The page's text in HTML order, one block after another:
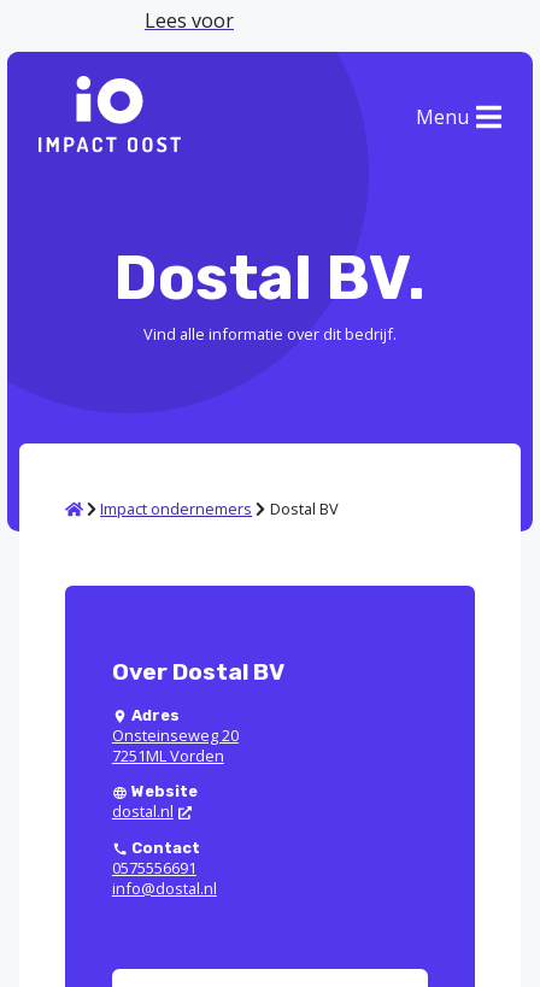
Lees voor
Menu
Dostal BV.
Vind alle informatie over dit bedrijf.
HomeImpact ondernemers Dostal BV
Over Dostal BV
Adres
Onsteinseweg 20
7251ML Vorden
Website
dostal.nl
Contact
0575556691
info@dostal.nl